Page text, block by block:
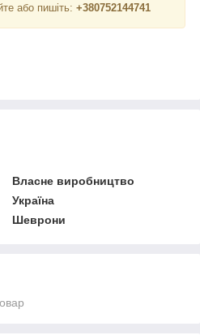
або пишіть: +380752144741
Власне виробництво
Україна
Шеврони